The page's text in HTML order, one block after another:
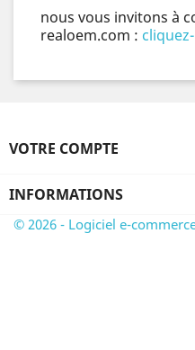
nous vous invitons à
realoem.com :
VOTRE COMPTE
INFORMATIONS
© 2026 - Logiciel e-